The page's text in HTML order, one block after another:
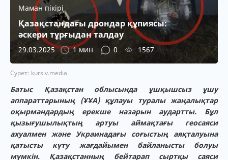
Маман пікірі
Қазақстандағы дрондар құпиясы:
әскери тұрғыдан талдау
29.03.2025 1 мин 0 1567
Сурет: kursiv.media
Батыс Қазақстан облысында ұшқышсыз ұшу
аппараттарының (ҰҰА) құлауы туралы жаңалықтар
оқырмандардың ерекше назарын аудартты. Бұл
қызығушылықтың артуы аймақтағы геосаяси
ахуалмен және Украинадағы соғыстың аяқталуына
қатысты күту жағдайымен байланысты болуы
мүмкін. Қазақстанның бейтарап сыртқы саяси